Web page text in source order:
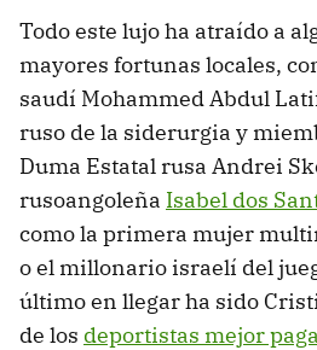
Todo este lujo ha atraído a
mayores fortunas locales,
saudí Mohammed Abdul
ruso de la siderurgia y
Duma Estatal rusa Andrei
rusoangoleña Isabel dos
como la primera mujer
o el millonario israelí del
último en llegar ha sido
de los deportistas mejor